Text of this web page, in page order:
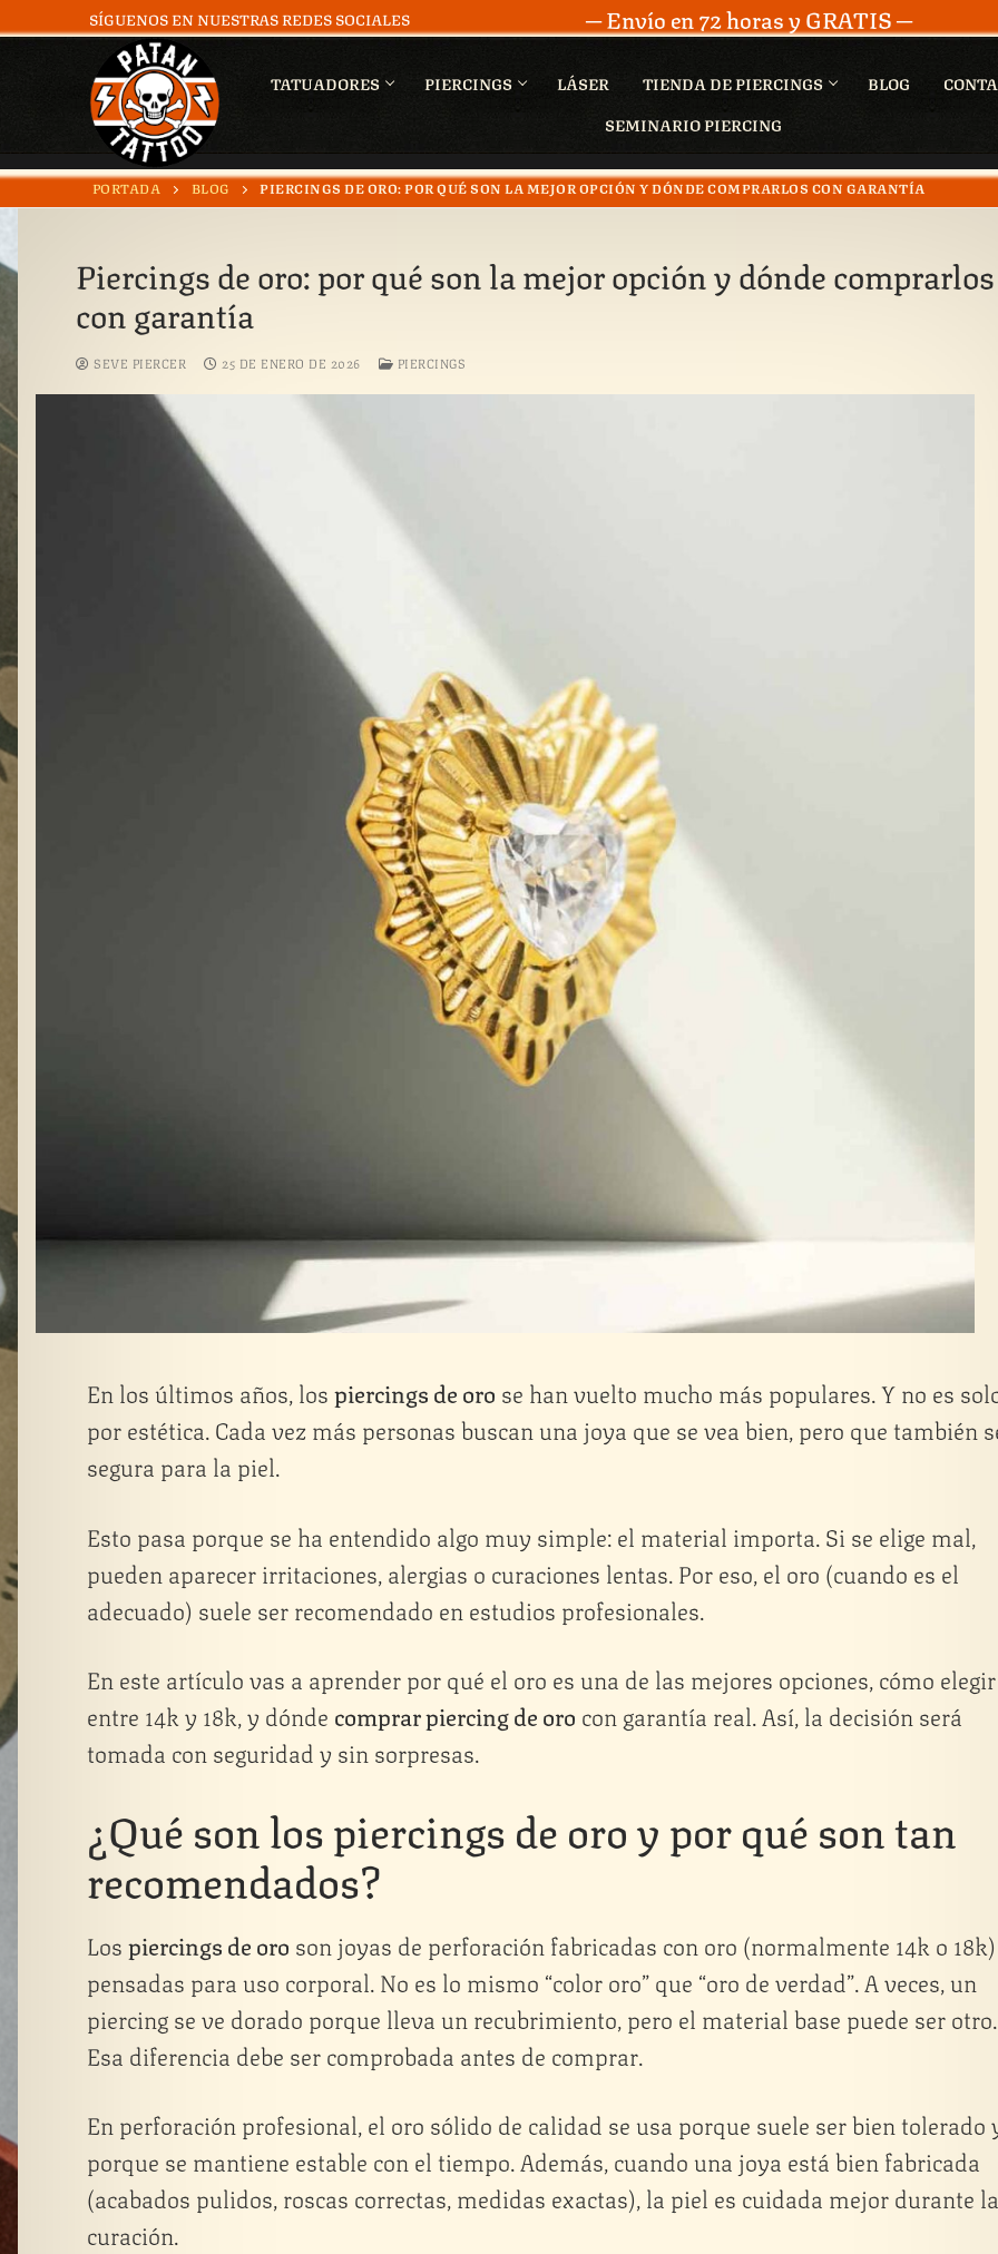
SÍGUENOS EN NUESTRAS REDES SOCIALES ─ Envío en 72 horas y GRATIS ─
TATUADORES PIERCINGS LÁSER TIENDA DE PIERCINGS BLOG
SEMINARIO PIERCING
PORTADA BLOG PIERCINGS DE ORO: POR QUÉ SON LA MEJOR OPCIÓN Y DÓNDE COMPRARLOS CON GARANTÍA
Piercings de oro: por qué son la mejor opción y dónde comprarlos
con garantía
SEVE PIERCER 25 DE ENERO DE 2026 PIERCINGS
En los últimos años, lospiercings de oro se han vuelto mucho más populares. Y no es
por estética. Cada vez más personas buscan una joya que se vea bien, pero que también
segura para la piel.
Esto pasa porque se ha entendido algo muy simple: el material importa. Si se elige mal,
pueden aparecer irritaciones, alergias o curaciones lentas. Por eso, el oro (cuando es el
adecuado) suele ser recomendado en estudios profesionales.
En este artículo vas a aprender por qué el oro es una de las mejores opciones, cómo elegir
entre 14k y 18k, y dónde comprar piercing de oro con garantía real. Así, la decisión será
tomada con seguridad y sin sorpresas.
¿Qué son los piercings de oro y por qué son tan
recomendados?
Lospiercings de oro son joyas de perforación fabricadas con oro (normalmente 14k o
pensadas para uso corporal. No es lo mismo “color oro” que “oro de verdad”. A veces, un
piercing se ve dorado porque lleva un recubrimiento, pero el material base puede ser otro.
Esa diferencia debe ser comprobada antes de comprar.
En perforación profesional, el oro sólido de calidad se usa porque suele ser bien tolerado
porque se mantiene estable con el tiempo. Además, cuando una joya está bien fabricada
(acabados pulidos, roscas correctas, medidas exactas), la piel es cuidada mejor durante la
curación.